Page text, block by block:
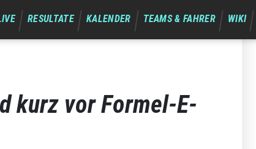
RESULTATE KALENDER TEAMS & FAHRER WIKI
kurz vor Formel-E-